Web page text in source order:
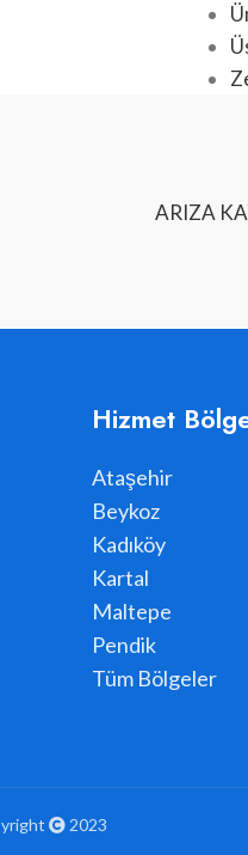
ARIZA
Hizmet
Ataşehir
Beykoz
Kadıköy
Kartal
Maltepe
Pendik
Tüm Bölgeler
2023